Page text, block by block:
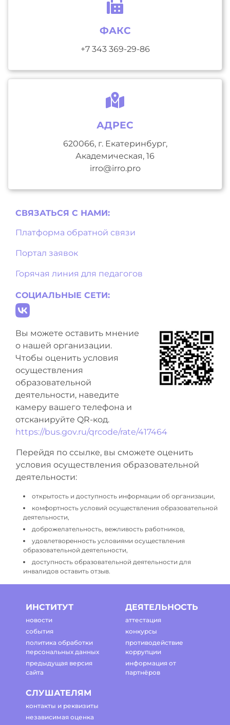
ФАКС
+7 343 369-29-86
АДРЕС
620066, г. Екатеринбург,
Академическая, 16
irro@irro.pro
СВЯЗАТЬСЯ С НAМИ:
Платформа обратной связи
Портал заявок
Горячая линия для педагогов
СОЦИАЛЬНЫЕ СЕТИ:
Вы можете оставить мнение
о нашей организации.
Чтобы оценить условия
осуществления
образовательной
деятельности, наведите
камеру вашего телефона и
отсканируйте QR-код.
https://bus.gov.ru/qrcode/rate/417464
Перейдя по ссылке, вы сможете оценить
условия осуществления образовательной
деятельности:
открытость и доступность информации об организации,
комфортность условий осуществления образовательной
деятельности,
доброжелательность, вежливость работников,
удовлетворенность условиями осуществления
образовательной деятельности,
доступность образовательной деятельности для
инвалидов оставить отзыв.
ИНСТИТУТ
новости
события
политика обработки
персональных данных
предыдущая версия
сайта
ДЕЯТЕЛЬНОСТЬ
аттестация
конкурсы
противодействие
коррупции
информация от
партнёров
СЛУШАТЕЛЯМ
контакты и реквизиты
независимая оценка